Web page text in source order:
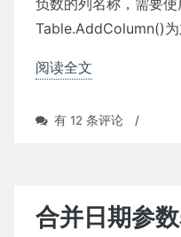
Table.AddColumn()为
阅读全文
第
负
数
有 12 条评论 /
合并日期参数